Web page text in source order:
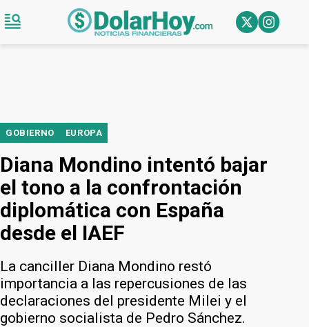
GOBIERNO EUROPA
Diana Mondino intentó bajar
el tono a la confrontación
diplomática con España
desde el IAEF
La canciller Diana Mondino restó
importancia a las repercusiones de las
declaraciones del presidente Milei y el
gobierno socialista de Pedro Sánchez.